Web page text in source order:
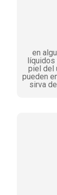
en
líquidos
piel del
pueden
sirva